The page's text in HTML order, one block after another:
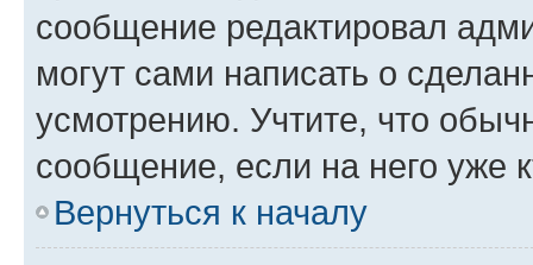
сообщение редактировал
могут сами написать о
усмотрению. Учтите, что
сообщение, если на него уже
Вернуться к началу